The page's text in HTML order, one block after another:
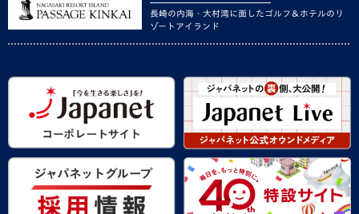
長崎の内海・大村湾に面したゴルフ＆ホテルのリ
ゾートアイランド